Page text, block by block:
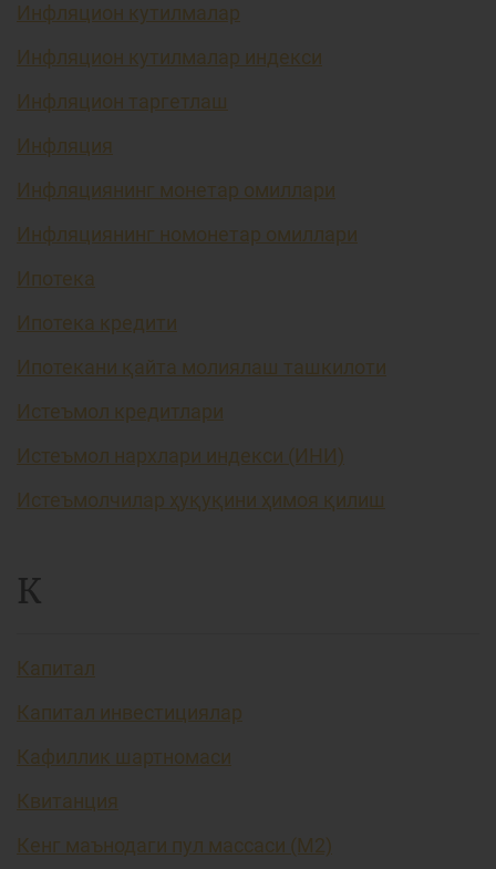
Инфляцион кутилмалар
Инфляцион кутилмалар индекси
Инфляцион таргетлаш
Инфляция
Инфляциянинг монетар омиллари
Инфляциянинг номонетар омиллари
Ипотека
Ипотека кредити
Ипотекани қайта молиялаш ташкилоти
Истеъмол кредитлари
Истеъмол нархлари индекси (ИНИ)
Истеъмолчилар ҳуқуқини ҳимоя қилиш
К
Капитал
Капитал инвестициялар
Кафиллик шартномаси
Квитанция
Кенг маънодаги пул массаси (М2)